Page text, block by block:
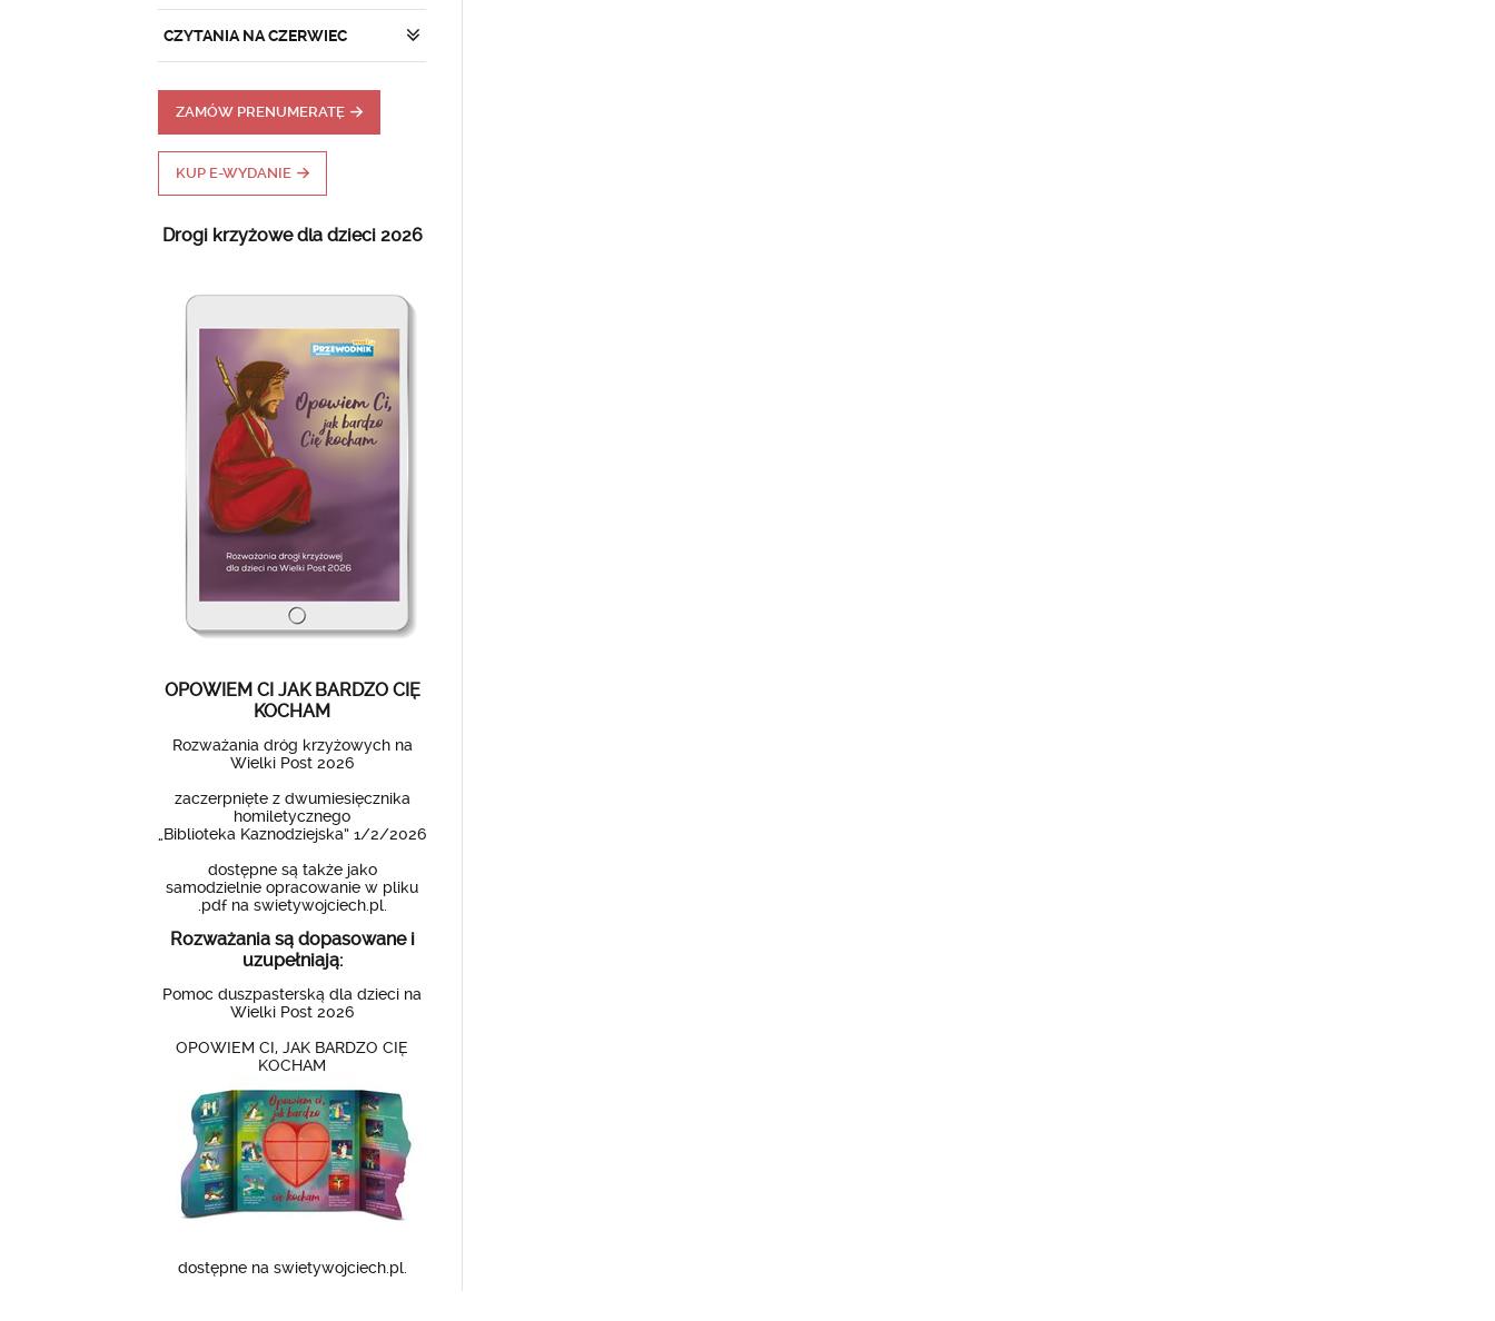
CZYTANIA NA CZERWIEC
ZAMÓW PRENUMERATĘ
KUP E-WYDANIE
Drogi krzyżowe dla dzieci 2026
OPOWIEM CI JAK BARDZO CIĘ
KOCHAM
Rozważania dróg krzyżowych na
Wielki Post 2026
zaczerpnięte z dwumiesięcznika
homiletycznego
„Biblioteka Kaznodziejska” 1/2/2026
dostępne są także jako
samodzielnie opracowanie w pliku
.pdf na swietywojciech.pl.
Rozważania są dopasowane i
uzupełniają:
Pomoc duszpasterską dla dzieci na
Wielki Post 2026
OPOWIEM CI, JAK BARDZO CIĘ
KOCHAM
dostępne na swietywojciech.pl.